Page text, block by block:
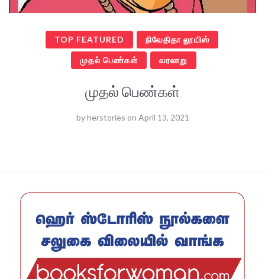
TOP FEATURED நிவேதிதா லூயிஸ்
முதல் பெண்கள் வரலாறு
முதல் பெண்கள்
byherstories on April 13, 2021